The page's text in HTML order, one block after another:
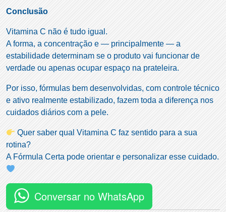
Conclusão
Vitamina C não é tudo igual.
A forma, a concentração e — principalmente — a
estabilidade determinam se o produto vai funcionar de
verdade ou apenas ocupar espaço na prateleira.
Por isso, fórmulas bem desenvolvidas, com controle técnico
e ativo realmente estabilizado, fazem toda a diferença nos
cuidados diários com a pele.
Quer saber qual Vitamina C faz sentido para a sua
rotina?
A Fórmula Certa pode orientar e personalizar esse cuidado.
Conversar no WhatsApp